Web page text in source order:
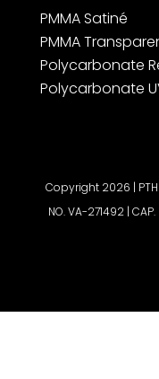
PMMA Satiné
PMMA
Polycarbonate
Polycarbonate
Copyright 2026 | PTH
NO. VA-271492 |